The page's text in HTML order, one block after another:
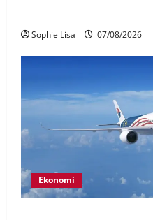
Sophie Lisa 07/08/2026
Ekonomi